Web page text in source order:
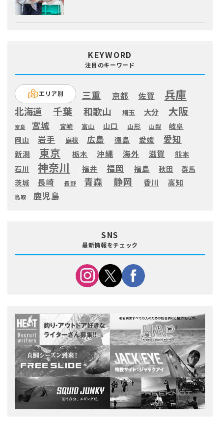
KEYWORD
注目のキーワード
エリア別 三重 京都 佐賀 兵庫
北海道 千葉 和歌山 埼玉 大分 大阪
奈良 宮城 宮崎 富山 山口 山形 山梨
岐阜
岡山
岩手 島根 広島 徳島 愛媛 愛知
新潟 東京 栃木 沖縄 海外 滋賀
熊本
石川
神奈川 福井 福岡 福島 秋田 群馬
茨城 長崎 長野 青森 静岡 香川 高知
鳥取 鹿児島
SNS
最新情報をチェック